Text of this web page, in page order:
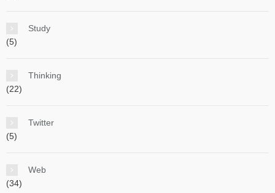
Study
(5)
Thinking
(22)
Twitter
(5)
Web
(34)